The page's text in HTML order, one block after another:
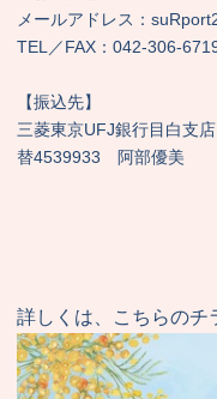
メールアドレス：
TEL／FAX：042-306-
【振込先】
三菱東京UFJ銀行目白支店
替4539933 阿部優美
詳しくは、こちらのチ